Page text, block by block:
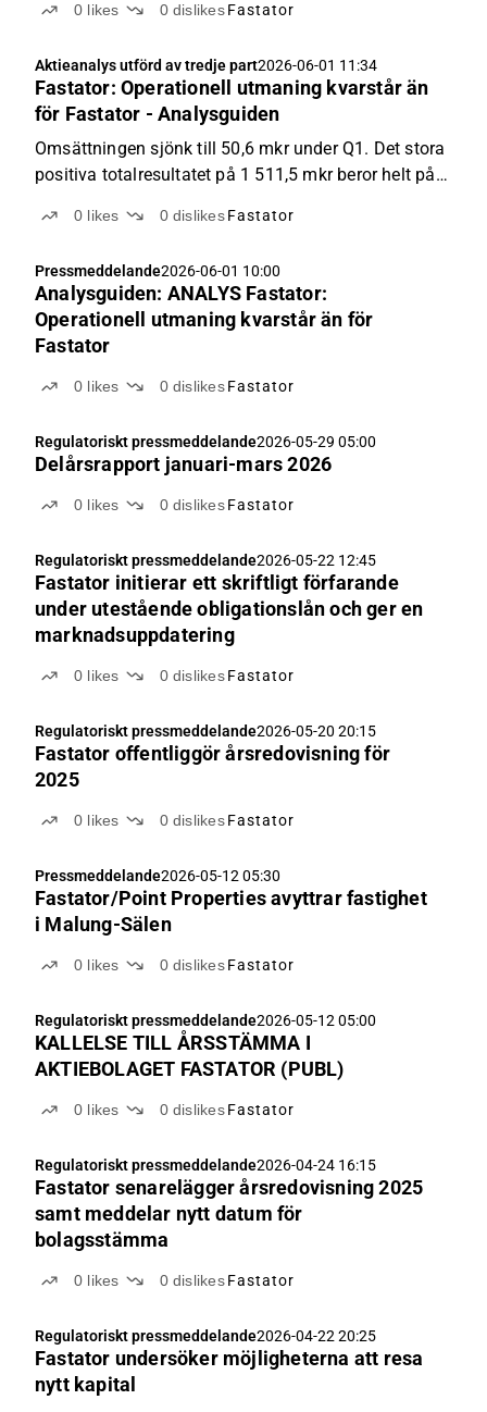
0 likes 0 dislikes Fastator
Aktieanalys utförd av tredje part2026-06-01 11:34
Fastator: Operationell utmaning kvarstår än
för Fastator - Analysguiden
Omsättningen sjönk till 50,6 mkr under Q1. Det stora
positiva totalresultatet på 1 511,5 mkr beror helt på
byttes mot eget kapital. Justerat resultat blev -45,3
0 likes 0 dislikes Fastator
Pressmeddelande2026-06-01 10:00
Analysguiden: ANALYS Fastator:
Operationell utmaning kvarstår än för
Fastator
0 likes 0 dislikes Fastator
Regulatoriskt pressmeddelande2026-05-29 05:00
Delårsrapport januari-mars 2026
0 likes 0 dislikes Fastator
Regulatoriskt pressmeddelande2026-05-22 12:45
Fastator initierar ett skriftligt förfarande
under utestående obligationslån och ger en
marknadsuppdatering
0 likes 0 dislikes Fastator
Regulatoriskt pressmeddelande2026-05-20 20:15
Fastator offentliggör årsredovisning för
2025
0 likes 0 dislikes Fastator
Pressmeddelande2026-05-12 05:30
Fastator/Point Properties avyttrar fastighet
i Malung-Sälen
0 likes 0 dislikes Fastator
Regulatoriskt pressmeddelande2026-05-12 05:00
KALLELSE TILL ÅRSSTÄMMA I
AKTIEBOLAGET FASTATOR (PUBL)
0 likes 0 dislikes Fastator
Regulatoriskt pressmeddelande2026-04-24 16:15
Fastator senarelägger årsredovisning 2025
samt meddelar nytt datum för
bolagsstämma
0 likes 0 dislikes Fastator
Regulatoriskt pressmeddelande2026-04-22 20:25
Fastator undersöker möjligheterna att resa
nytt kapital